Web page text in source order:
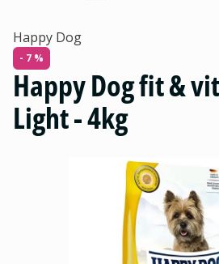
Happy Dog
- 7 %
Happy Dog fit &
Light - 4kg